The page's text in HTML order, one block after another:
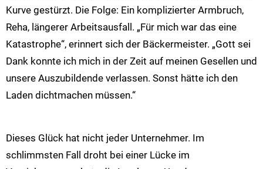
Kurve gestürzt. Die Folge: Ein komplizierter Armbruch,
Reha, längerer Arbeitsausfall. „Für mich war das eine
Katastrophe“, erinnert sich der Bäckermeister. „Gott sei
Dank konnte ich mich in der Zeit auf meinen Gesellen und
unsere Auszubildende verlassen. Sonst hätte ich den
Laden dichtmachen müssen.“
Dieses Glück hat nicht jeder Unternehmer. Im
schlimmsten Fall droht bei einer Lücke im